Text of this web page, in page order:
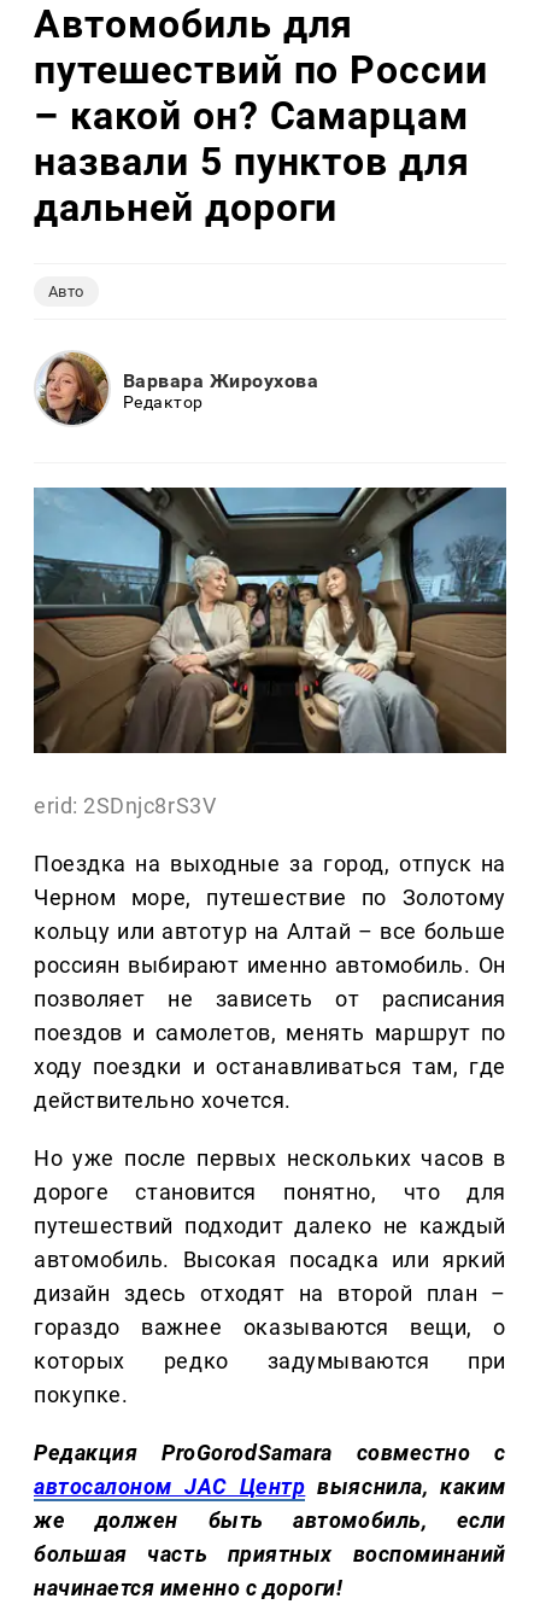
Автомобиль для
путешествий по России
– какой он? Самарцам
назвали 5 пунктов для
дальней дороги
Авто
Варвара Жироухова
Редактор
erid: 2SDnjc8rS3V
Поездка на выходные за город, отпуск на
Черном море, путешествие по Золотому
кольцу или автотур на Алтай – все больше
россиян выбирают именно автомобиль. Он
позволяет не зависеть от расписания
поездов и самолетов, менять маршрут по
ходу поездки и останавливаться там, где
действительно хочется.
Но уже после первых нескольких часов в
дороге становится понятно, что для
путешествий подходит далеко не каждый
автомобиль. Высокая посадка или яркий
дизайн здесь отходят на второй план –
гораздо важнее оказываются вещи, о
которых редко задумываются при
покупке.
Редакция ProGorodSamara совместно с
автосалоном JAC Центр выяснила, каким
же должен быть автомобиль, если
большая часть приятных воспоминаний
начинается именно с дороги!